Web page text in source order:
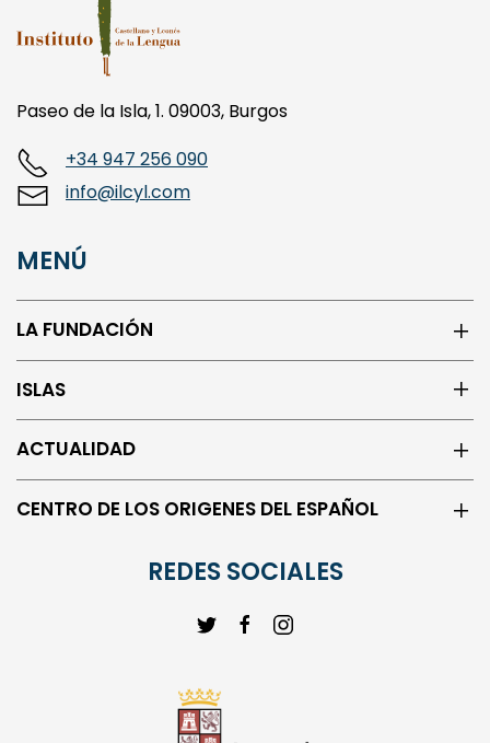
Paseo de la Isla, 1. 09003, Burgos
+34 947 256 090
info@ilcyl.com
MENÚ
LA FUNDACIÓN
ISLAS
ACTUALIDAD
CENTRO DE LOS ORIGENES DEL ESPAÑOL
REDES SOCIALES